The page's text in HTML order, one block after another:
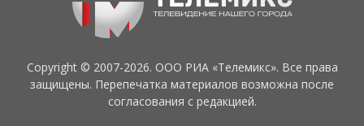
Copyright © 2007-2026. ООО РИА «Телемикс». Все права
защищены. Перепечатка материалов возможна после
согласования с редакцией.